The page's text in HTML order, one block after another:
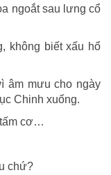
ngoắt sau lưng cổ
không biết xấu hổ
âm mưu cho ngày
Chinh xuống.
tấm cơ…
chứ?